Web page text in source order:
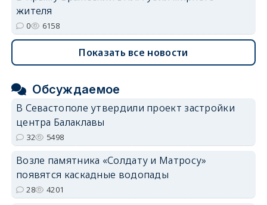
жителя
0 6158
Показать все новости
Обсуждаемое
В Севастополе утвердили проект застройки
центра Балаклавы
32 5498
Возле памятника «Солдату и Матросу»
появятся каскадные водопады
28 4201